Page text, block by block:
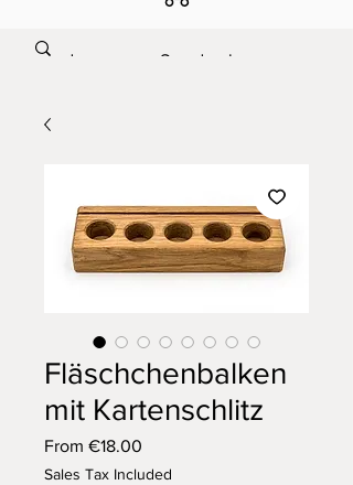
Fläschchenbalken
mit Kartenschlitz
From €18.00
Sales Tax Included